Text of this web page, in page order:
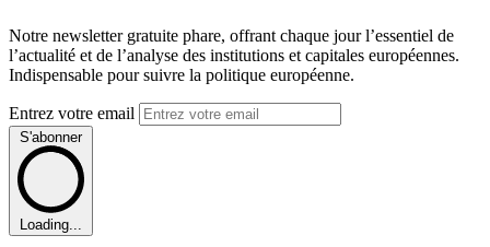
Notre newsletter gratuite phare, offrant chaque jour l’essentiel de
l’actualité et de l’analyse des institutions et capitales européennes.
Indispensable pour suivre la politique européenne.
Entrez votre email
S'abonner
Loading...